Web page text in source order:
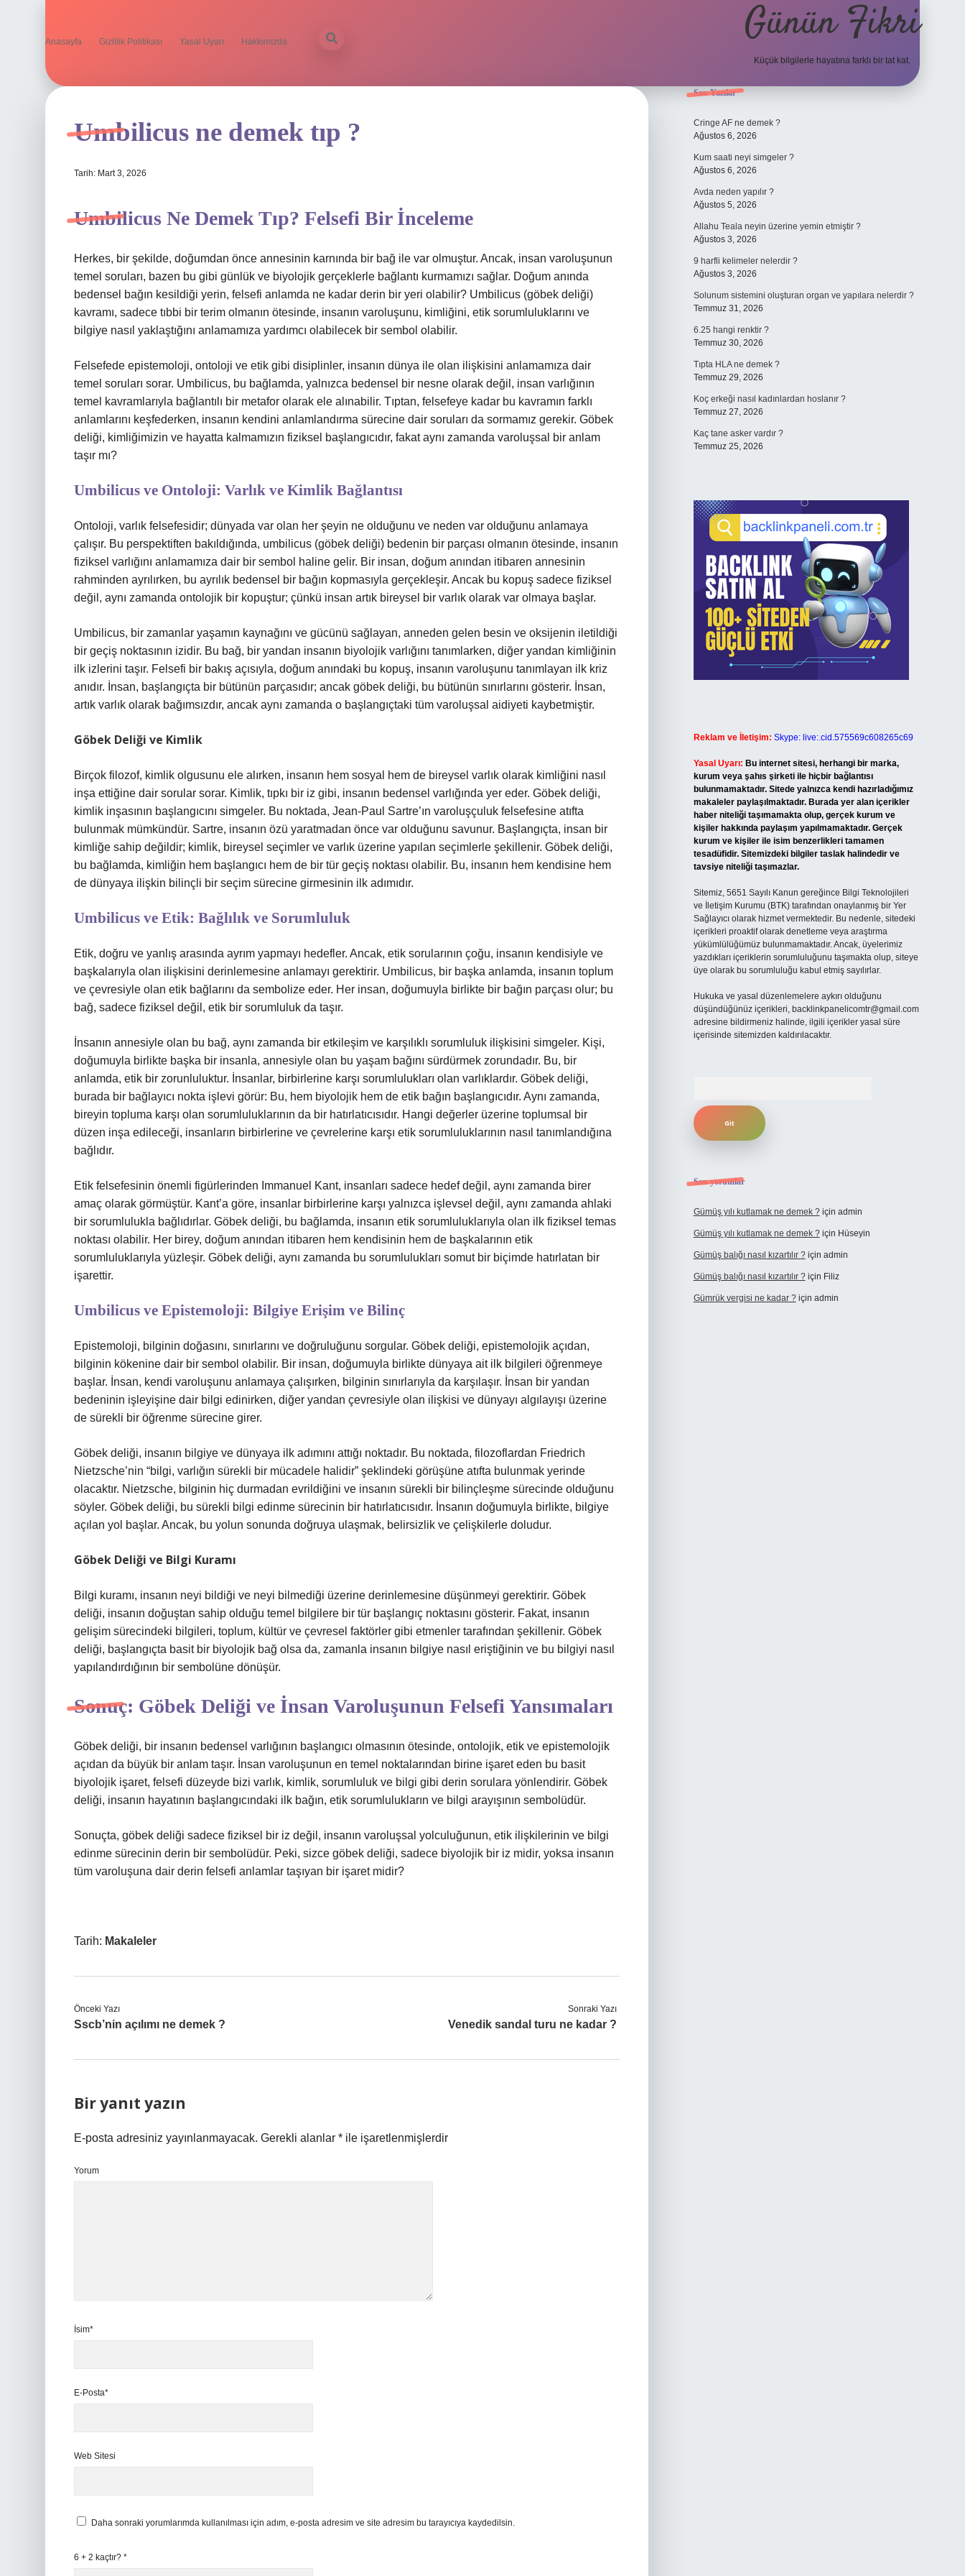
Anasayfa Gizlilik Politikası Yasal Uyarı Hakkımızda Günün Fikri
Küçük bilgilerle hayatına farklı bir tat kat.
Umbilicus ne demek tıp ?
Tarih: Mart 3, 2026
Umbilicus Ne Demek Tıp? Felsefi Bir İnceleme
Herkes, bir şekilde, doğumdan önce annesinin karnında bir bağ ile var olmuştur. Ancak, insan varoluşunun
temel soruları, bazen bu gibi günlük ve biyolojik gerçeklerle bağlantı kurmamızı sağlar. Doğum anında
bedensel bağın kesildiği yerin, felsefi anlamda ne kadar derin bir yeri olabilir? Umbilicus (göbek deliği)
kavramı, sadece tıbbi bir terim olmanın ötesinde, insanın varoluşunu, kimliğini, etik sorumluluklarını ve
bilgiye nasıl yaklaştığını anlamamıza yardımcı olabilecek bir sembol olabilir.
Felsefede epistemoloji, ontoloji ve etik gibi disiplinler, insanın dünya ile olan ilişkisini anlamamıza dair
temel soruları sorar. Umbilicus, bu bağlamda, yalnızca bedensel bir nesne olarak değil, insan varlığının
temel kavramlarıyla bağlantılı bir metafor olarak ele alınabilir. Tıptan, felsefeye kadar bu kavramın farklı
anlamlarını keşfederken, insanın kendini anlamlandırma sürecine dair soruları da sormamız gerekir. Göbek
deliği, kimliğimizin ve hayatta kalmamızın fiziksel başlangıcıdır, fakat aynı zamanda varoluşsal bir anlam
taşır mı?
Umbilicus ve Ontoloji: Varlık ve Kimlik Bağlantısı
Ontoloji, varlık felsefesidir; dünyada var olan her şeyin ne olduğunu ve neden var olduğunu anlamaya
çalışır. Bu perspektiften bakıldığında, umbilicus (göbek deliği) bedenin bir parçası olmanın ötesinde, insanın
fiziksel varlığını anlamamıza dair bir sembol haline gelir. Bir insan, doğum anından itibaren annesinin
rahminden ayrılırken, bu ayrılık bedensel bir bağın kopmasıyla gerçekleşir. Ancak bu kopuş sadece fiziksel
değil, aynı zamanda ontolojik bir kopuştur; çünkü insan artık bireysel bir varlık olarak var olmaya başlar.
Umbilicus, bir zamanlar yaşamın kaynağını ve gücünü sağlayan, anneden gelen besin ve oksijenin iletildiği
bir geçiş noktasının izidir. Bu bağ, bir yandan insanın biyolojik varlığını tanımlarken, diğer yandan kimliğinin
ilk izlerini taşır. Felsefi bir bakış açısıyla, doğum anındaki bu kopuş, insanın varoluşunu tanımlayan ilk kriz
anıdır. İnsan, başlangıçta bir bütünün parçasıdır; ancak göbek deliği, bu bütünün sınırlarını gösterir. İnsan,
artık varlık olarak bağımsızdır, ancak aynı zamanda o başlangıçtaki tüm varoluşsal aidiyeti kaybetmiştir.
Göbek Deliği ve Kimlik
Birçok filozof, kimlik olgusunu ele alırken, insanın hem sosyal hem de bireysel varlık olarak kimliğini nasıl
inşa ettiğine dair sorular sorar. Kimlik, tıpkı bir iz gibi, insanın bedensel varlığında yer eder. Göbek deliği,
kimlik inşasının başlangıcını simgeler. Bu noktada, Jean-Paul Sartre’ın varoluşçuluk felsefesine atıfta
bulunmak mümkündür. Sartre, insanın özü yaratmadan önce var olduğunu savunur. Başlangıçta, insan bir
kimliğe sahip değildir; kimlik, bireysel seçimler ve varlık üzerine yapılan seçimlerle şekillenir. Göbek deliği,
bu bağlamda, kimliğin hem başlangıcı hem de bir tür geçiş noktası olabilir. Bu, insanın hem kendisine hem
de dünyaya ilişkin bilinçli bir seçim sürecine girmesinin ilk adımıdır.
Umbilicus ve Etik: Bağlılık ve Sorumluluk
Etik, doğru ve yanlış arasında ayrım yapmayı hedefler. Ancak, etik sorularının çoğu, insanın kendisiyle ve
başkalarıyla olan ilişkisini derinlemesine anlamayı gerektirir. Umbilicus, bir başka anlamda, insanın toplum
ve çevresiyle olan etik bağlarını da sembolize eder. Her insan, doğumuyla birlikte bir bağın parçası olur; bu
bağ, sadece fiziksel değil, etik bir sorumluluk da taşır.
İnsanın annesiyle olan bu bağ, aynı zamanda bir etkileşim ve karşılıklı sorumluluk ilişkisini simgeler. Kişi,
doğumuyla birlikte başka bir insanla, annesiyle olan bu yaşam bağını sürdürmek zorundadır. Bu, bir
anlamda, etik bir zorunluluktur. İnsanlar, birbirlerine karşı sorumlulukları olan varlıklardır. Göbek deliği,
burada bir bağlayıcı nokta işlevi görür: Bu, hem biyolojik hem de etik bağın başlangıcıdır. Aynı zamanda,
bireyin topluma karşı olan sorumluluklarının da bir hatırlatıcısıdır. Hangi değerler üzerine toplumsal bir
düzen inşa edileceği, insanların birbirlerine ve çevrelerine karşı etik sorumluluklarının nasıl tanımlandığına
bağlıdır.
Etik felsefesinin önemli figürlerinden Immanuel Kant, insanları sadece hedef değil, aynı zamanda birer
amaç olarak görmüştür. Kant’a göre, insanlar birbirlerine karşı yalnızca işlevsel değil, aynı zamanda ahlaki
bir sorumlulukla bağlıdırlar. Göbek deliği, bu bağlamda, insanın etik sorumluluklarıyla olan ilk fiziksel temas
noktası olabilir. Her birey, doğum anından itibaren hem kendisinin hem de başkalarının etik
sorumluluklarıyla yüzleşir. Göbek deliği, aynı zamanda bu sorumlulukları somut bir biçimde hatırlatan bir
işarettir.
Umbilicus ve Epistemoloji: Bilgiye Erişim ve Bilinç
Epistemoloji, bilginin doğasını, sınırlarını ve doğruluğunu sorgular. Göbek deliği, epistemolojik açıdan,
bilginin kökenine dair bir sembol olabilir. Bir insan, doğumuyla birlikte dünyaya ait ilk bilgileri öğrenmeye
başlar. İnsan, kendi varoluşunu anlamaya çalışırken, bilginin sınırlarıyla da karşılaşır. İnsan bir yandan
bedeninin işleyişine dair bilgi edinirken, diğer yandan çevresiyle olan ilişkisi ve dünyayı algılayışı üzerine
de sürekli bir öğrenme sürecine girer.
Göbek deliği, insanın bilgiye ve dünyaya ilk adımını attığı noktadır. Bu noktada, filozoflardan Friedrich
Nietzsche’nin “bilgi, varlığın sürekli bir mücadele halidir” şeklindeki görüşüne atıfta bulunmak yerinde
olacaktır. Nietzsche, bilginin hiç durmadan evrildiğini ve insanın sürekli bir bilinçleşme sürecinde olduğunu
söyler. Göbek deliği, bu sürekli bilgi edinme sürecinin bir hatırlatıcısıdır. İnsanın doğumuyla birlikte, bilgiye
açılan yol başlar. Ancak, bu yolun sonunda doğruya ulaşmak, belirsizlik ve çelişkilerle doludur.
Göbek Deliği ve Bilgi Kuramı
Bilgi kuramı, insanın neyi bildiği ve neyi bilmediği üzerine derinlemesine düşünmeyi gerektirir. Göbek
deliği, insanın doğuştan sahip olduğu temel bilgilere bir tür başlangıç noktasını gösterir. Fakat, insanın
gelişim sürecindeki bilgileri, toplum, kültür ve çevresel faktörler gibi etmenler tarafından şekillenir. Göbek
deliği, başlangıçta basit bir biyolojik bağ olsa da, zamanla insanın bilgiye nasıl eriştiğinin ve bu bilgiyi nasıl
yapılandırdığının bir sembolüne dönüşür.
Sonuç: Göbek Deliği ve İnsan Varoluşunun Felsefi Yansımaları
Göbek deliği, bir insanın bedensel varlığının başlangıcı olmasının ötesinde, ontolojik, etik ve epistemolojik
açıdan da büyük bir anlam taşır. İnsan varoluşunun en temel noktalarından birine işaret eden bu basit
biyolojik işaret, felsefi düzeyde bizi varlık, kimlik, sorumluluk ve bilgi gibi derin sorulara yönlendirir. Göbek
deliği, insanın hayatının başlangıcındaki ilk bağın, etik sorumlulukların ve bilgi arayışının sembolüdür.
Sonuçta, göbek deliği sadece fiziksel bir iz değil, insanın varoluşsal yolculuğunun, etik ilişkilerinin ve bilgi
edinme sürecinin derin bir sembolüdür. Peki, sizce göbek deliği, sadece biyolojik bir iz midir, yoksa insanın
tüm varoluşuna dair derin felsefi anlamlar taşıyan bir işaret midir?
Tarih: Makaleler
Önceki Yazı
Sscb’nin açılımı ne demek ?
Sonraki Yazı
Venedik sandal turu ne kadar ?
Bir yanıt yazın
E-posta adresiniz yayınlanmayacak. Gerekli alanlar * ile işaretlenmişlerdir
Yorum
İsim*
E-Posta*
Web Sitesi
Daha sonraki yorumlarımda kullanılması için adım, e-posta adresim ve site adresim bu tarayıcıya kaydedilsin.
6 + 2 kaçtır? *
Sidebar
Son Yazılar
Cringe AF ne demek ?
Ağustos 6, 2026
Kum saati neyi simgeler ?
Ağustos 6, 2026
Avda neden yapılır ?
Ağustos 5, 2026
Allahu Teala neyin üzerine yemin etmiştir ?
Ağustos 3, 2026
9 harfli kelimeler nelerdir ?
Ağustos 3, 2026
Solunum sistemini oluşturan organ ve yapılara nelerdir ?
Temmuz 31, 2026
6.25 hangi renktir ?
Temmuz 30, 2026
Tıpta HLA ne demek ?
Temmuz 29, 2026
Koç erkeği nasıl kadınlardan hoslanır ?
Temmuz 27, 2026
Kaç tane asker vardır ?
Temmuz 25, 2026
Reklam ve İletişim: Skype: live:.cid.575569c608265c69
Yasal Uyarı: Bu internet sitesi, herhangi bir marka,
kurum veya şahıs şirketi ile hiçbir bağlantısı
bulunmamaktadır. Sitede yalnızca kendi hazırladığımız
makaleler paylaşılmaktadır. Burada yer alan içerikler
haber niteliği taşımamakta olup, gerçek kurum ve
kişiler hakkında paylaşım yapılmamaktadır. Gerçek
kurum ve kişiler ile isim benzerlikleri tamamen
tesadüfidir. Sitemizdeki bilgiler taslak halindedir ve
tavsiye niteliği taşımazlar.
Sitemiz, 5651 Sayılı Kanun gereğince Bilgi Teknolojileri
ve İletişim Kurumu (BTK) tarafından onaylanmış bir Yer
Sağlayıcı olarak hizmet vermektedir. Bu nedenle, sitedeki
içerikleri proaktif olarak denetleme veya araştırma
yükümlülüğümüz bulunmamaktadır. Ancak, üyelerimiz
yazdıkları içeriklerin sorumluluğunu taşımakta olup, siteye
üye olarak bu sorumluluğu kabul etmiş sayılırlar.
Hukuka ve yasal düzenlemelere aykırı olduğunu
düşündüğünüz içerikleri, backlinkpanelicomtr@gmail.com
adresine bildirmeniz halinde, ilgili içerikler yasal süre
içerisinde sitemizden kaldırılacaktır.
Son yorumlar
Gümüş yılı kutlamak ne demek ?için admin
Gümüş yılı kutlamak ne demek ?için Hüseyin
Gümüş balığı nasıl kızartılır ?için admin
Gümüş balığı nasıl kızartılır ?için Filiz
Gümrük vergisi ne kadar ?için admin